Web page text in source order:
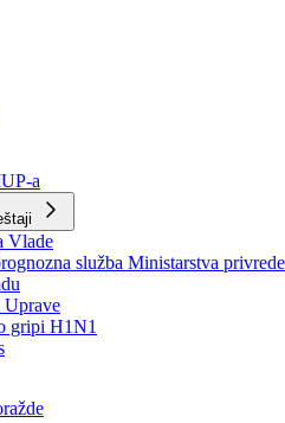
a
Vlade
služba Ministarstva privrede
gripi H1N1